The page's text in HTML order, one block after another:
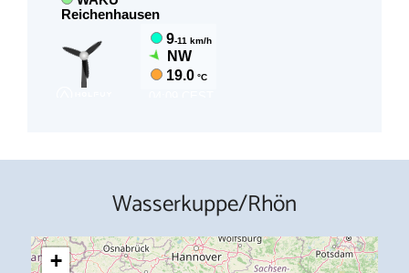
Wasserkuppe/Rhön
+